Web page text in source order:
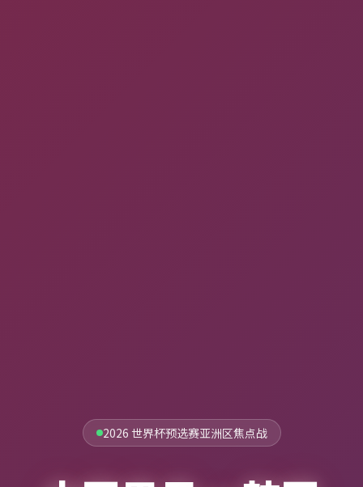
2026 世界杯预选赛亚洲区焦点战